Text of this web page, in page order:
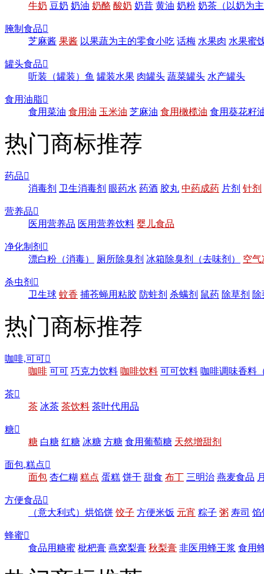
牛奶 豆奶 奶油 奶酪 酸奶 奶昔 黄油 奶粉 奶茶（以奶为
腌制食品
芝麻酱 果酱 以果蔬为主的零食小吃 话梅 水果肉 水果蜜
罐头食品
听装（罐装）鱼 罐装水果 肉罐头 蔬菜罐头 水产罐头
食用油脂
食用菜油 食用油 玉米油 芝麻油 食用橄榄油 食用葵花籽
热门商标推荐
药品
消毒剂 卫生消毒剂 眼药水 药酒 胶丸 中药成药 片剂 针剂
营养品
医用营养品 医用营养饮料 婴儿食品
净化制剂 
漂白粉（消毒）
厕所除臭剂 冰箱除臭剂（去味剂） 空气
杀虫剂 
卫生球 蚊香 捕苍蝇用粘胶 防蛀剂 杀螨剂 鼠药 除草剂
热门商标推荐
咖啡,可可
咖啡 可可 巧克力饮料 咖啡饮料 可可饮料 咖啡调味香料
茶
茶 冰茶 茶饮料 茶叶代用品
糖
糖 白糖 红糖 冰糖 方糖 食用葡萄糖 天然增甜剂
面包,糕点
面包 杏仁糊 糕点 蛋糕 饼干 甜食 布丁 三明治 燕麦食品
方便食品
（意大利式）烘馅饼 饺子 方便米饭 元宵 粽子 粥 寿司 馅
蜂蜜
食品用糖蜜 枇杷膏 燕窝梨膏 秋梨膏 非医用蜂王浆 食用